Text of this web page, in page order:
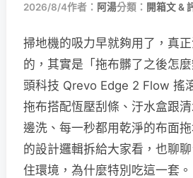
2026/8/4作者： 阿湯分類： 開箱文 &
掃地機的吸力早就夠用了，真
的，其實是「拖布髒了之後怎
頭科技 Qrevo Edge 2 Flow 搖
拖布搭配恆壓刮條、汙水盒跟
邊洗、每一秒都用乾淨的布面
的設計邏輯拆給大家看，也聊
住環境，為什麼特別吃這一套。